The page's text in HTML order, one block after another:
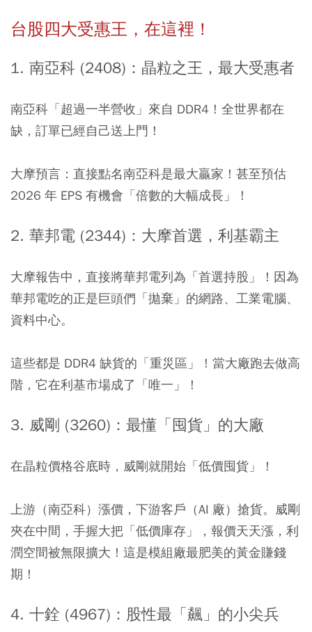
台股四大受惠王，在這裡！
1. 南亞科 (2408)：晶粒之王，最大受惠者
南亞科「超過一半營收」來自 DDR4！全世界都在
缺，訂單已經自己送上門！
大摩預言：直接點名南亞科是最大贏家！甚至預估
2026 年 EPS 有機會「倍數的大幅成長」！
2. 華邦電 (2344)：大摩首選，利基霸主
大摩報告中，直接將華邦電列為「首選持股」！因為
華邦電吃的正是巨頭們「拋棄」的網路、工業電腦、
資料中心。
這些都是 DDR4 缺貨的「重災區」！當大廠跑去做高
階，它在利基市場成了「唯一」！
3. 威剛 (3260)：最懂「囤貨」的大廠
在晶粒價格谷底時，威剛就開始「低價囤貨」！
上游（南亞科）漲價，下游客戶（AI 廠）搶貨。威剛
夾在中間，手握大把「低價庫存」，報價天天漲，利
潤空間被無限擴大！這是模組廠最肥美的黃金賺錢
期！
4. 十銓 (4967)：股性最「飆」的小尖兵